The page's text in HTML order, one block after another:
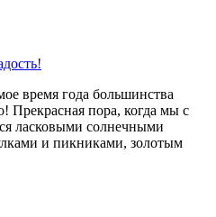
время года большинства
Прекрасная пора, когда мы с
ласковыми солнечными
и пикниками, золотым